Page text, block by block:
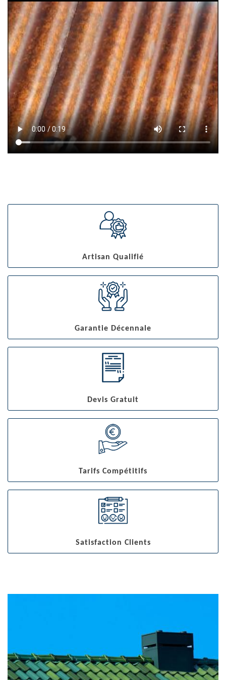
Artisan Qualifié
Garantie Décennale
Devis Gratuit
Tarifs Compétitifs
Satisfaction Clients